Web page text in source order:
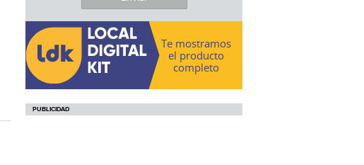
Te mostramos
el producto
completo